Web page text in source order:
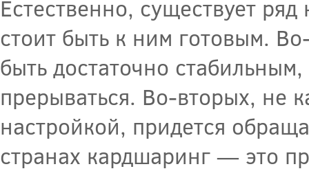
Естественно, существует
стоит быть к ним готовым.
быть достаточно
прерываться. Во-вторых, не
настройкой, придется
странах кардшаринг — это